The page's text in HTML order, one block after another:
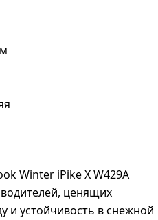
Winter iPike X W429A
ценящих
и устойчивость в снежной